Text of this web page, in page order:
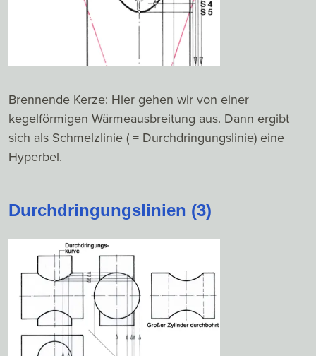
Brennende Kerze: Hier gehen wir von einer
kegelförmigen Wärmeausbreitung aus. Dann ergibt
sich als Schmelzlinie ( = Durchdringungslinie) eine
Hyperbel.
Durchdringungslinien (3)